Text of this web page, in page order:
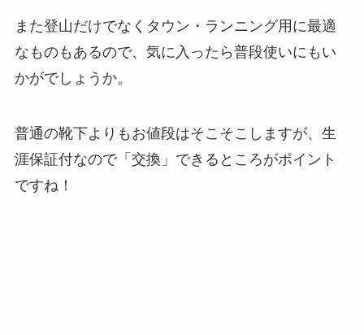
また登山だけでなくタウン・ランニング用に最適
なものもあるので、気に入ったら普段使いにもい
かがでしょうか。
普通の靴下よりもお値段はそこそこしますが、生
涯保証付なので「交換」できるところがポイント
ですね！